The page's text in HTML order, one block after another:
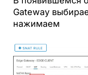
Gateway
нажимаем